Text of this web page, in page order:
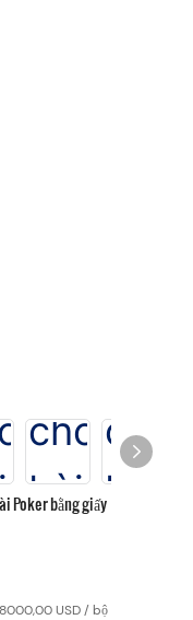
Poker bằng giấy
USD / bộ